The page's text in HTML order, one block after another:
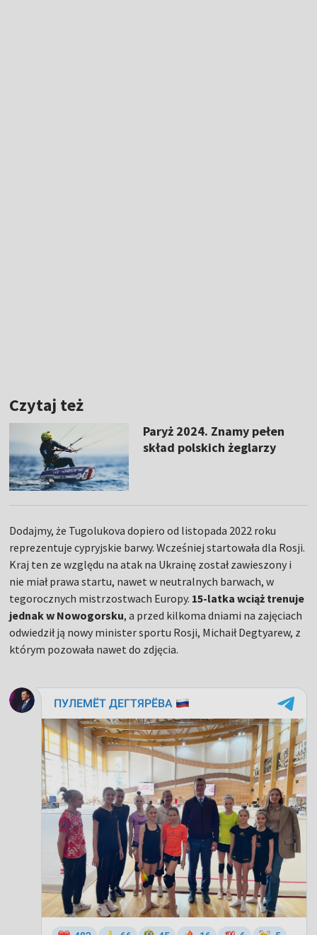
Czytaj też
Paryż 2024. Znamy pełen
skład polskich żeglarzy
Dodajmy, że Tugolukova dopiero od listopada 2022 roku
reprezentuje cypryjskie barwy. Wcześniej startowała dla Rosji.
Kraj ten ze względu na atak na Ukrainę został zawieszony i
nie miał prawa startu, nawet w neutralnych barwach, w
tegorocznych mistrzostwach Europy. 15-latka wciąż trenuje
jednak w Nowogorsku, a przed kilkoma dniami na zajęciach
odwiedził ją nowy minister sportu Rosji, Michaił Degtyarew, z
którym pozowała nawet do zdjęcia.